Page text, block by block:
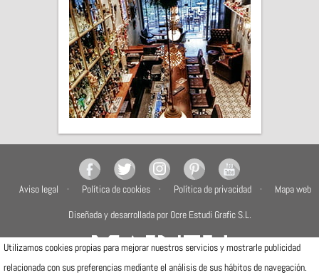
Aviso legal Política de cookies Política de privacidad
Mapa web
Diseñada y desarrollada por Ocre Estudi Grafic S.L.
Utilizamos cookies propias para mejorar nuestros servicios y mostrarle publicidad
relacionada con sus preferencias mediante el análisis de sus hábitos de navegación.